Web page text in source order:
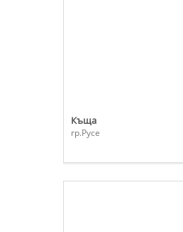
Къща
гр.Русе